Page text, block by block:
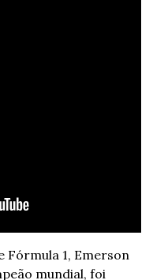
Fórmula 1, Emerson
mundial, foi